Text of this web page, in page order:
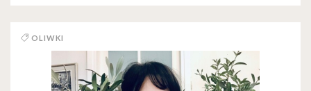
OLIWKI